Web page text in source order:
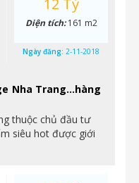
Nha Trang…hàng
thuộc chủ đầu tư
siêu hot được giới
12 Tỷ
Diện tích:161 m2
Ngày đăng: 2-11-2018